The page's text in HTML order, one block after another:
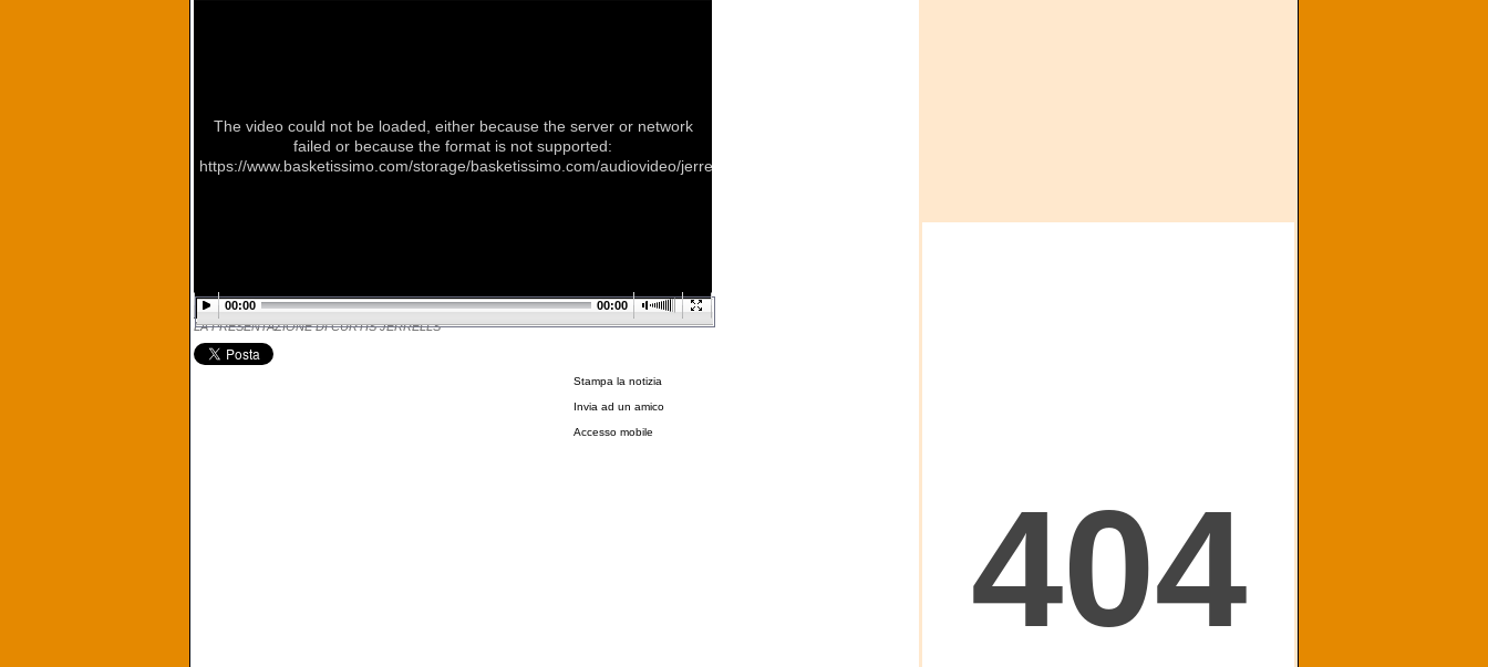
The video could not be loaded, either because the server or network
failed or because the format is not supported:
https://www.basketissimo.com/storage/basketissimo.com/audiovideo/jerrells.mp4
00:00
00:00
LA PRESENTAZIONE DI CURTIS JERRELLS
Stampa la notizia
Invia ad un amico
Accesso mobile